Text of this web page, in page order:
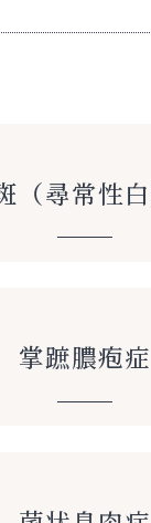
（尋常性白
掌蹠膿疱症